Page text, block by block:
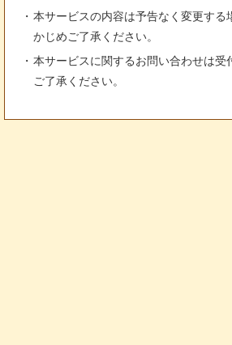
本サービスの内容は予告なく変更する
かじめご了承ください。
本サービスに関するお問い合わせは受
ご了承ください。